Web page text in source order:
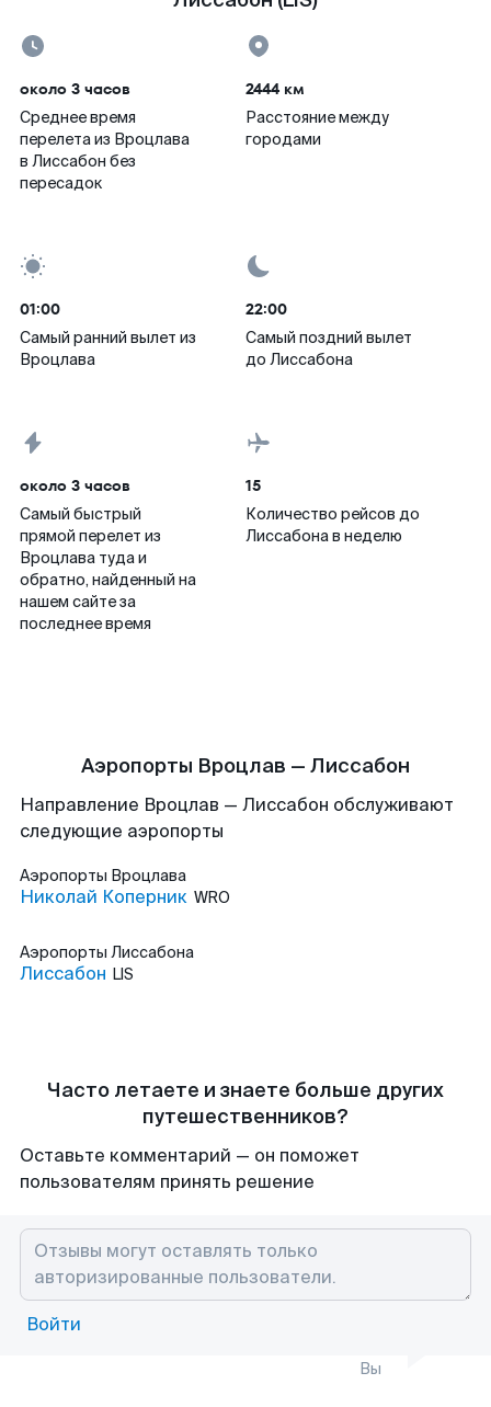
около 3 часов
Среднее время
перелета из Вроцлава
в Лиссабон без
пересадок
2444 км
Расстояние между
городами
01:00
Самый ранний вылет из
Вроцлава
22:00
Самый поздний вылет
до Лиссабона
около 3 часов
Самый быстрый
прямой перелет из
Вроцлава туда и
обратно, найденный на
нашем сайте за
последнее время
15
Количество рейсов до
Лиссабона в неделю
Аэропорты Вроцлав — Лиссабон
Направление Вроцлав — Лиссабон обслуживают
следующие аэропорты
Аэропорты Вроцлава
Николай Коперник WRO
Аэропорты Лиссабона
Лиссабон LIS
Часто летаете и знаете больше других
путешественников?
Оставьте комментарий — он поможет
пользователям принять решение
Войти
Вы